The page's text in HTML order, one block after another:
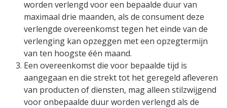
worden verlengd voor een bepaalde duur van
maximaal drie maanden, als de consument deze
verlengde overeenkomst tegen het einde van de
verlenging kan opzeggen met een opzegtermijn
van ten hoogste één maand.
Een overeenkomst die voor bepaalde tijd is
aangegaan en die strekt tot het geregeld afleveren
van producten of diensten, mag alleen stilzwijgend
voor onbepaalde duur worden verlengd als de